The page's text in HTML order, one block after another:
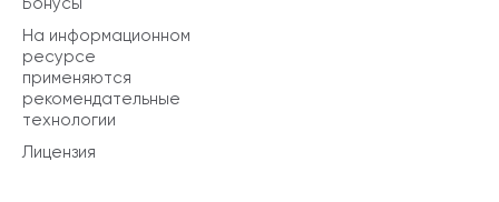
На информационном
ресурсе
применяются
рекомендательные
технологии
Лицензия